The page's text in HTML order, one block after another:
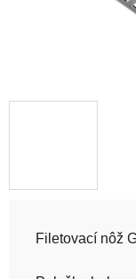
Filetovací nôž